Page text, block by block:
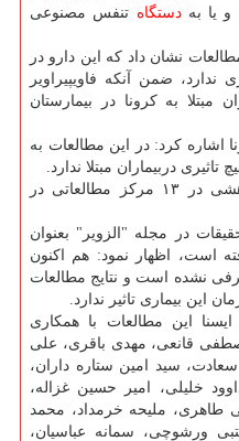
دستگاه تنفس مصنوعی
نشان داد که این دارو در
ندارد، ضمن آنکه فاویپیراویر
به کرونا در بیمارستان
اشاره کرد: در این مطالعات به
دربیماران مبتلا ندارد.
به گفته ی ایشان، این طرح پژوهشی در ۱۳ مرکز مطالعاتی در
در مجله "الزویر" بعنوان
است، اظهار نمود: هم اکنون
نشده است و نتایج مطالعات
این بیماری تاثیر ندارد.
این مطالعات با همکاری
قانعی، مهدی باقری، علی
سید امین ستاره داران،
خلیلی، امیر حسین غزاله،
ملیحه خرمداد، محمد
ورشوچی، سمانه عباسیان،